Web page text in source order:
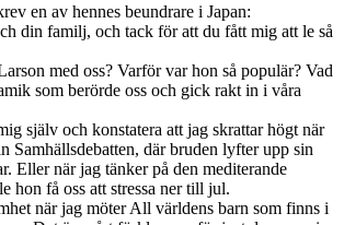
en av hennes beundrare i Japan:
din familj, och tack för att du fått mig att le så
med oss? Varför var hon så populär? Vad
som berörde oss och gick rakt in i våra
själv och konstatera att jag skrattar högt när
Samhällsdebatten, där bruden lyfter upp sin
Eller när jag tänker på den mediterande
hon få oss att stressa ner till jul.
när jag möter All världens barn som finns i